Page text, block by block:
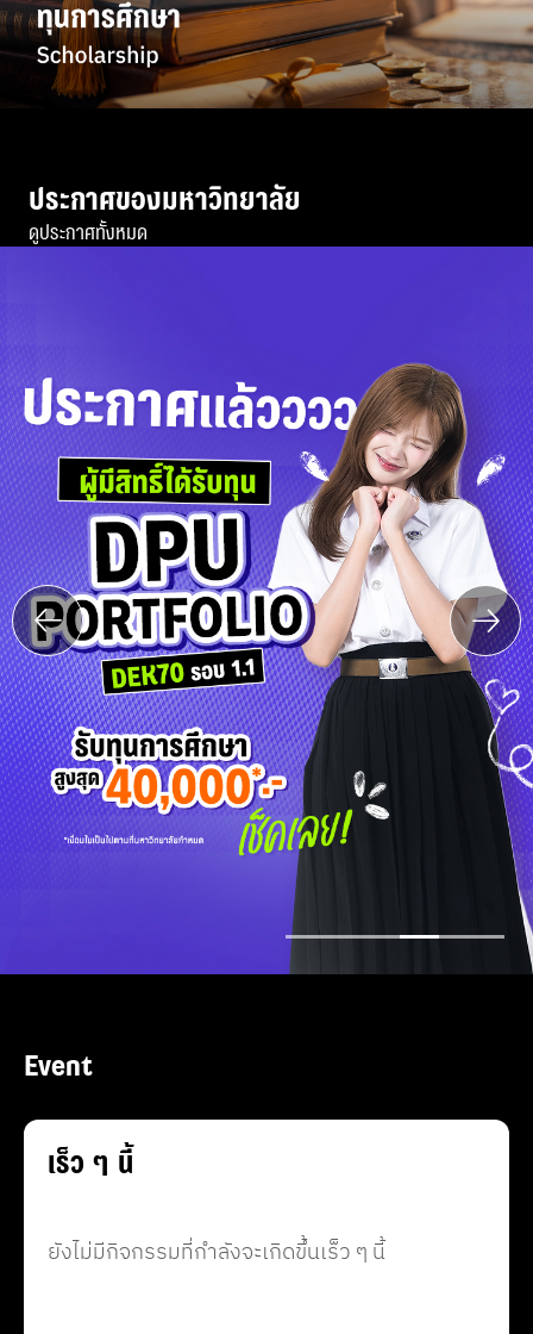
ประกาศของมหาวิทยาลัย
ดูประกาศทั้งหมด
Event
เร็ว ๆ นี้
ยังไม่มีกิจกรรมที่กำลังจะเกิดขึ้นเร็ว ๆ นี้